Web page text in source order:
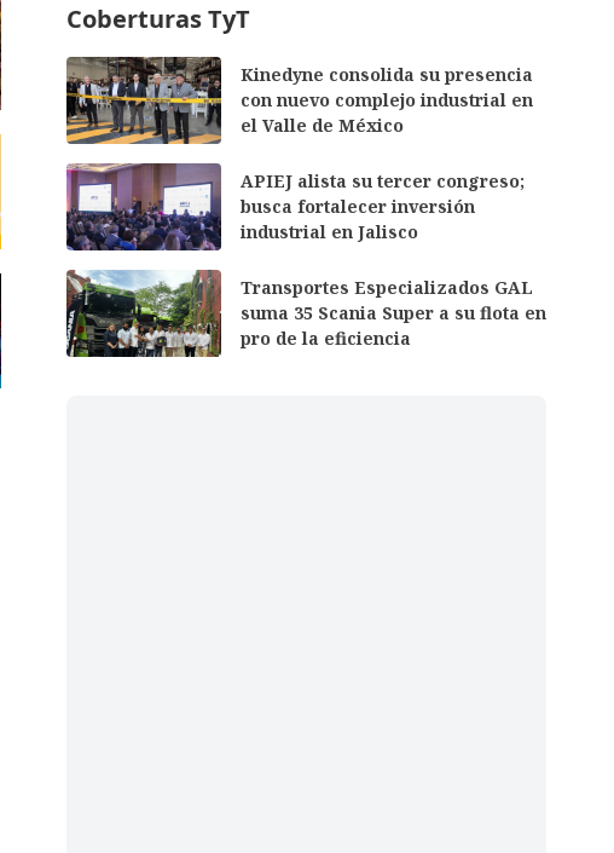
Coberturas TyT
Kinedyne consolida su presencia
con nuevo complejo industrial en
el Valle de México
APIEJ alista su tercer congreso;
busca fortalecer inversión
industrial en Jalisco
Transportes Especializados GAL
suma 35 Scania Super a su flota en
pro de la eficiencia